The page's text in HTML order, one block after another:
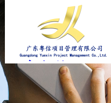
东粤信项目